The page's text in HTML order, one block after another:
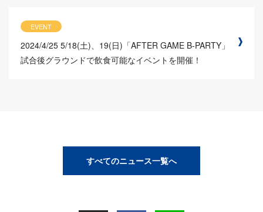
EVENT
2024/4/25 5/18(土)、19(日)「AFTER GAME B-PARTY」
試合後グラウンドで飲食可能なイベントを開催！
すべてのニュース一覧へ